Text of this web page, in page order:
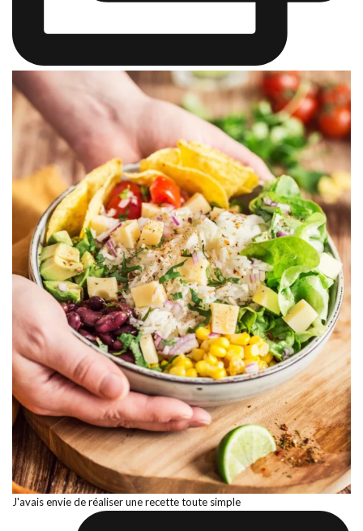
J'avais envie de réaliser une recette toute simple